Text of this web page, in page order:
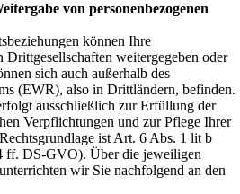
von personenbezogenen
können Ihre
Drittgesellschaften weitergegeben oder
sich auch außerhalb des
(EWR), also in Drittländern, befinden.
ausschließlich zur Erfüllung der
Verpflichtungen und zur Pflege Ihrer
ist Art. 6 Abs. 1 lit b
ff. DS-GVO). Über die jeweiligen
wir Sie nachfolgend an den